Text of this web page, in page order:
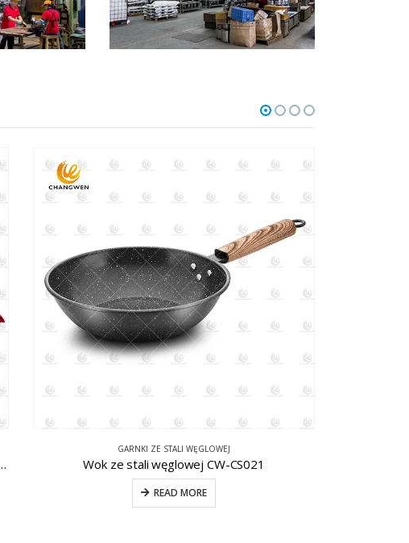
GARNKI ZE STALI WĘGLOWEJ
READ MORE